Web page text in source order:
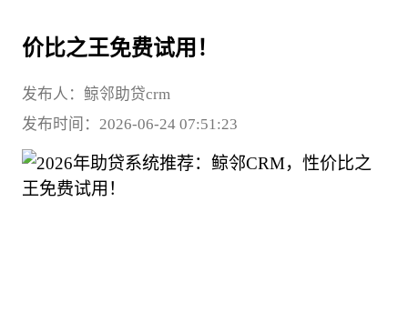
价比之王免费试用！
发布人：鲸邻助贷crm
发布时间：2026-06-24 07:51:23